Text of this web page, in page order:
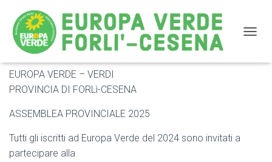
Convocazione Assemblea Comunale e Provinciale
EUROPA VERDE – VERDI
PROVINCIA DI FORLì-CESENA
ASSEMBLEA PROVINCIALE 2025
Tutti gli iscritti ad Europa Verde del 2024 sono invitati a
partecipare alla